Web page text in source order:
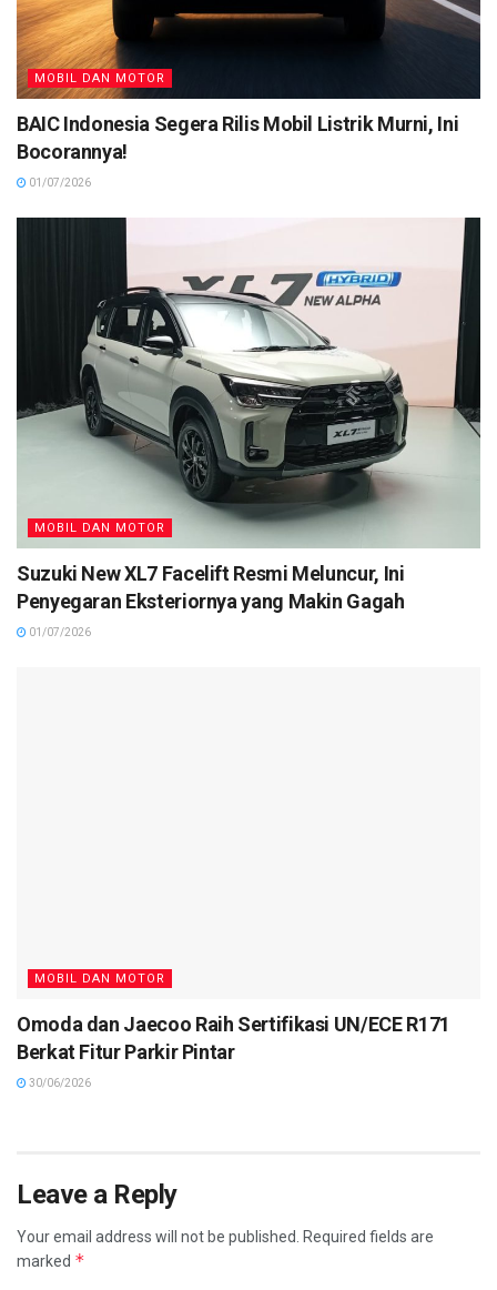
MOBIL DAN MOTOR
BAIC Indonesia Segera Rilis Mobil Listrik Murni, Ini
Bocorannya!
01/07/2026
MOBIL DAN MOTOR
Suzuki New XL7 Facelift Resmi Meluncur, Ini
Penyegaran Eksteriornya yang Makin Gagah
01/07/2026
MOBIL DAN MOTOR
Omoda dan Jaecoo Raih Sertifikasi UN/ECE R171
Berkat Fitur Parkir Pintar
30/06/2026
Leave a Reply
Your email address will not be published. Required fields are
marked *